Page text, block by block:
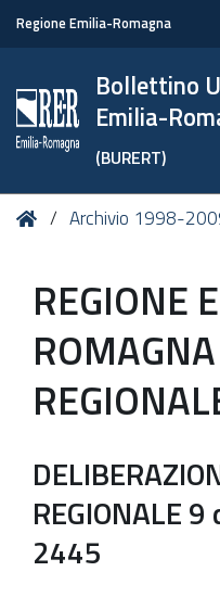
Regione Emilia-Romagna
Bollettino
Emilia-
(BURERT)
Tu HomeArchivio 1998-
REGIONE
REGIONALE
2445